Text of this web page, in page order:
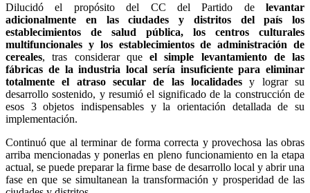
Dilucidó el propósito del CC del Partido de levantar
adicionalmente en las ciudades y distritos del país los
establecimientos de salud pública, los centros culturales
multifuncionales y los establecimientos de administración de
cereales, tras considerar que el simple levantamiento de las
fábricas de la industria local sería insuficiente para eliminar
totalmente el atraso secular de las localidades y lograr su
desarrollo sostenido, y resumió el significado de la construcción de
esos 3 objetos indispensables y la orientación detallada de su
implementación.
Continuó que al terminar de forma correcta y provechosa las obras
arriba mencionadas y ponerlas en pleno funcionamiento en la etapa
actual, se puede preparar la firme base de desarrollo local y abrir una
fase en que se simultanean la transformación y prosperidad de las